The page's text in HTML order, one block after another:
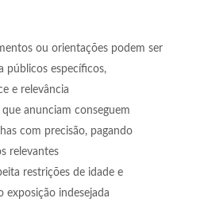
ou orientações podem ser
públicos específicos,
e relevância
anunciam conseguem
com precisão, pagando
relevantes
restrições de idade e
exposição indesejada